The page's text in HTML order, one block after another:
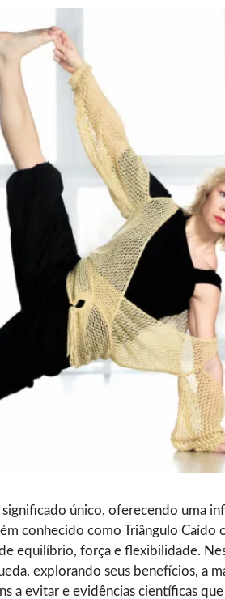
único, oferecendo uma
conhecido como Triângulo Caído
equilíbrio, força e flexibilidade.
explorando seus benefícios, a
a evitar e evidências científicas